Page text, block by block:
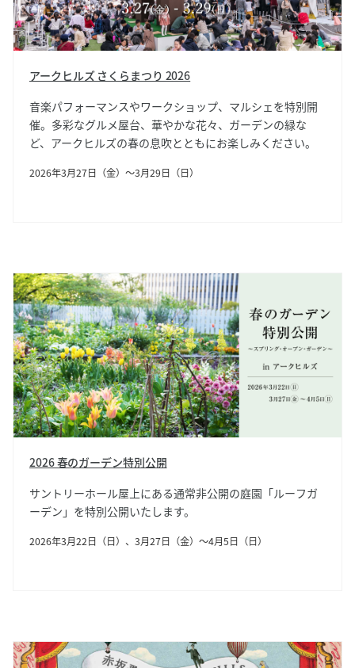
サイト内検索
アークヒルズ さくらまつり 2026
音楽パフォーマンスやワークショップ、マルシェを特別開
催。多彩なグルメ屋台、華やかな花々、ガーデンの緑な
ど、アークヒルズの春の息吹とともにお楽しみください。
2026年3月27日（金）〜3月29日（日）
2026 春のガーデン特別公開
サントリーホール屋上にある通常非公開の庭園「ルーフガ
ーデン」を特別公開いたします。
2026年3月22日（日）、3月27日（金）～4月5日（日）